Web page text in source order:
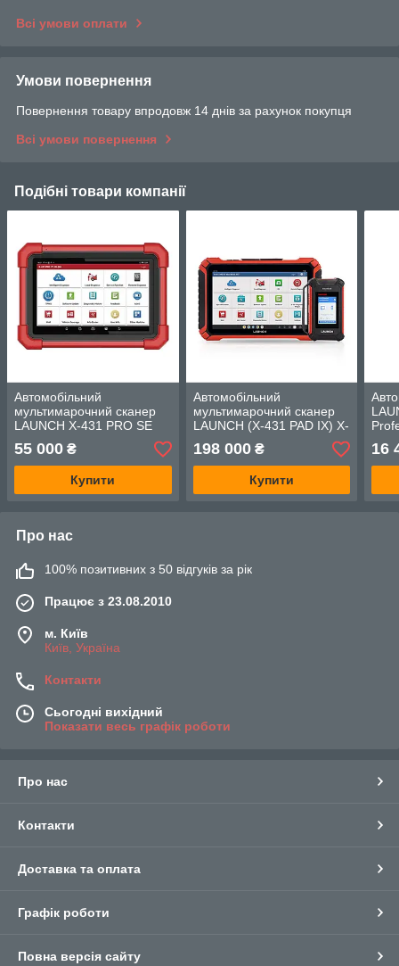
Всі умови оплати
Умови повернення
Повернення товару впродовж 14 днів за рахунок покупця
Всі умови повернення
Подібні товари компанії
Автомобільний
мультимарочний сканер
LAUNCH X-431 PRO SE
55 000 ₴
Купити
Автомобільний
мультимарочний сканер
LAUNCH (X-431 PAD IX) X-
431 PAD9 LINK
198 000₴
Купити
16
Про нас
100% позитивних з 50 відгуків за рік
Працює з 23.08.2010
м. Київ
Київ, Україна
Контакти
Сьогодні вихідний
Показати весь графік роботи
Про нас
Контакти
Доставка та оплата
Графік роботи
Повна версія сайту